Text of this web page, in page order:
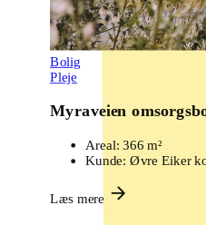
Bolig
Pleje
Myraveien
Areal: 366 m²
Kunde: Øvre Eiker
Læs mere